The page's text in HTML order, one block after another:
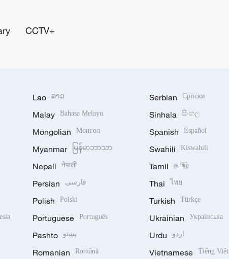
CCTV+
Lao ລາວ
Malay Bahasa Melayu
Mongolian Монгол
Myanmar မြန်မာဘာသာ
Nepali नेपाली
Persian فارسی
Polish Polski
Portuguese Português
Pashto پښتو
Romanian Română
Serbian Српски
Sinhala සිංහල
Spanish Español
Swahili Kiswahili
Tamil தமிழ்
Thai ไทย
Turkish Türkçe
Ukrainian Українська
Urdu اردو
Vietnamese Tiếng Việt